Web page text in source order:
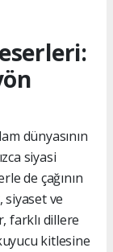
dünyasının
siyasi
de çağının
ve
farklı dillere
kitlesine